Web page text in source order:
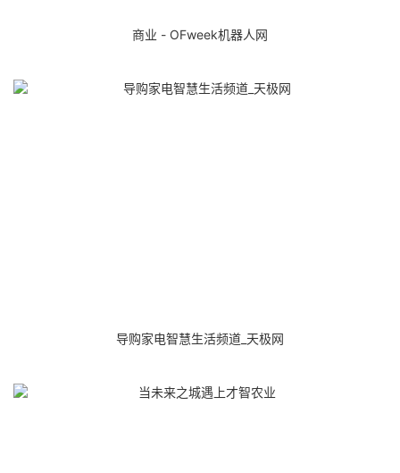
商业 - OFweek机器人网
导购家电智慧生活频道_天极网